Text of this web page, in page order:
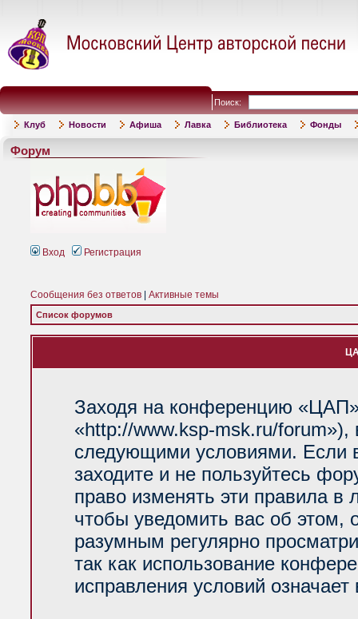
Поиск:
Клуб Новости Афиша Лавка Библиотека Фонды
Форум
Вход Регистрация
Сообщения без ответов Активные темы
Список форумов
Заходя на конференцию
«http://www.ksp-msk.ru/forum»),
следующими условиями. Если
заходите и не пользуйтесь
право изменять эти правила
чтобы уведомить вас об
разумным регулярно
так как использование
исправления условий